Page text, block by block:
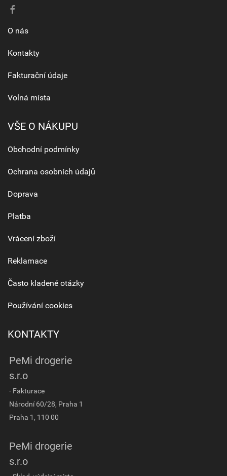
O nás
Kontakty
Fakturační údaje
Volná místa
VŠE O NÁKUPU
Obchodní podmínky
Ochrana osobních údajů
Doprava
Platba
Vrácení zboží
Reklamace
Často kladené otázky
Používání cookies
KONTAKTY
PeMi drogerie
s.r.o
- Fakturace
Národní 60/28, Praha 1
Praha 1, 110 00
PeMi drogerie
s.r.o